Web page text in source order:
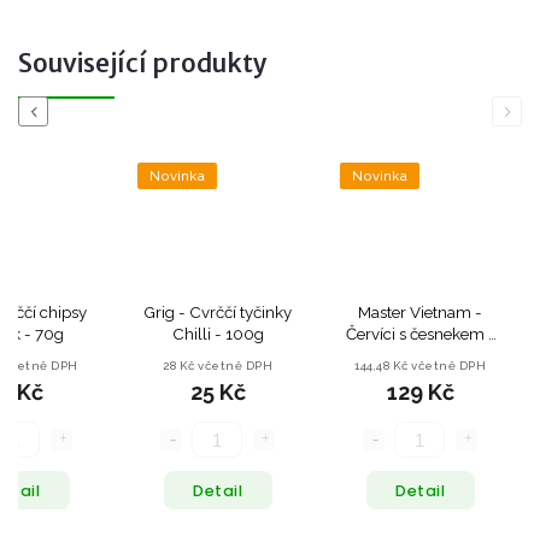
Související produkty
Previous
chipsy
- 70g
včetně DPH
Kč
Novinka
Grig - Cvrččí tyčinky
Chilli - 100g
28 Kč včetně DPH
25 Kč
Detail
Novinka
Master Vietnam -
Červíci s česnekem -
144,48 Kč včetně DPH
129 Kč
Detail
Next